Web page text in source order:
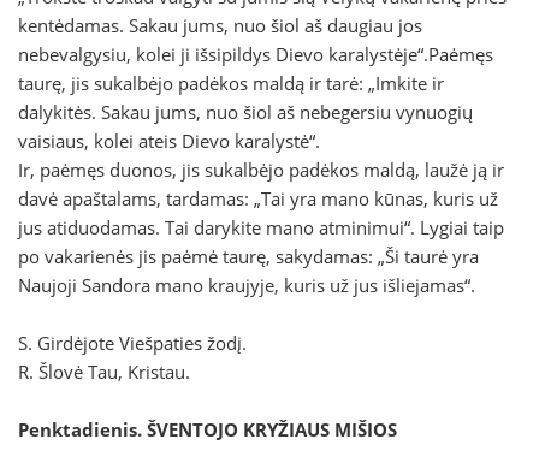
kentėdamas. Sakau jums, nuo šiol aš daugiau jos
nebevalgysiu, kolei ji išsipildys Dievo karalystėje“.Paėmęs
taurę, jis sukalbėjo padėkos maldą ir tarė: „Imkite ir
dalykitės. Sakau jums, nuo šiol aš nebegersiu vynuogių
vaisiaus, kolei ateis Dievo karalystė“.
Ir, paėmęs duonos, jis sukalbėjo padėkos maldą, laužė ją ir
davė apaštalams, tardamas: „Tai yra mano kūnas, kuris už
jus atiduodamas. Tai darykite mano atminimui“. Lygiai taip
po vakarienės jis paėmė taurę, sakydamas: „Ši taurė yra
Naujoji Sandora mano kraujyje, kuris už jus išliejamas“.
S. Girdėjote Viešpaties žodį.
R. Šlovė Tau, Kristau.
Penktadienis. ŠVENTOJO KRYŽIAUS MIŠIOS